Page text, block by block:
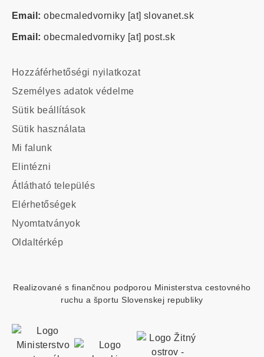
Email: obecmaledvorniky [at] slovanet.sk
Email: obecmaledvorniky [at] post.sk
Main
navigation
Mi falunk
Elintézni
Átlátható település
Elérhetőségek
Footer
custom
Nyomtatványok
Oldaltérkép
Footer
-
Hozzáférhetőségi nyilatkozat
Személyes adatok védelme
Sütik beállítások
Sütik használata
Realizované s finančnou podporou Ministerstva cestovného
ruchu a športu Slovenskej republiky